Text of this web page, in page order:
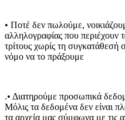
• Ποτέ δεν πωλούμε,
αλληλογραφίας που περιέχουν
τρίτους χωρίς τη συγκατάθεσή
νόμο να το πράξουμε
.• Διατηρούμε προσωπικά
Μόλις τα δεδομένα δεν είναι
τα αρχεία μας σύμφωνα με τις